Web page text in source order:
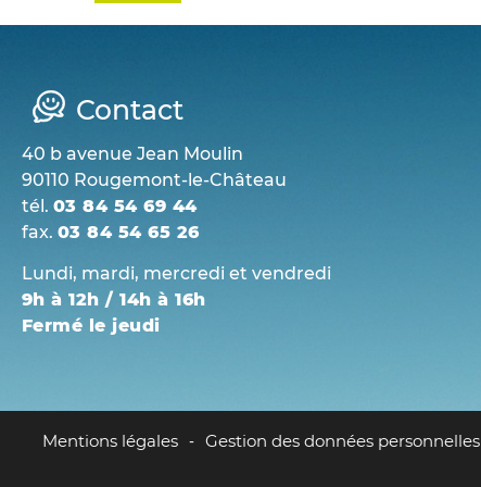
Contact
40 b avenue Jean Moulin
90110 Rougemont-le-Château
tél. 03 84 54 69 44
fax. 03 84 54 65 26
Lundi, mardi, mercredi et vendredi
9h à 12h / 14h à 16h
Fermé le jeudi
Mentions légales - Gestion des données personnelles